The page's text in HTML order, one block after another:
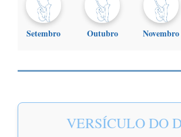
Setembro Outubro Novembro
VERSÍCULO DO